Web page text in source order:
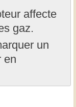
affecte
gaz.
un
en